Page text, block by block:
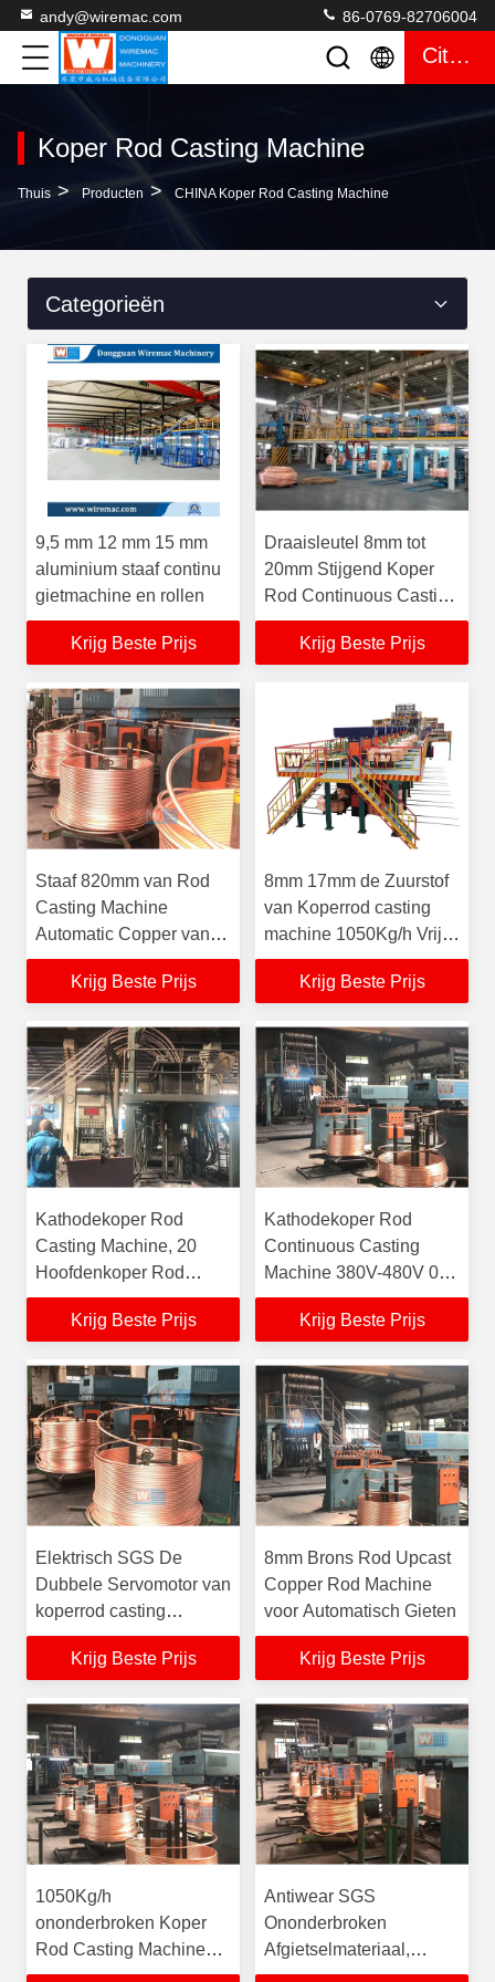
andy@wiremac.com 86-0769-82706004
Citaat
Koper Rod Casting Machine
Thuis > Producten > CHINA Koper Rod Casting Machine
Categorieën
9,5 mm 12 mm 15 mm
aluminium staaf continu
gietmachine en rollen
Krijg Beste Prijs
Draaisleutel 8mm tot
20mm Stijgend Koper
Rod Continuous Casting
Machine
Krijg Beste Prijs
Staaf 820mm van Rod
Casting Machine
Automatic Copper van
het zuurstof Vrije Koper
Krijg Beste Prijs
8mm 17mm de Zuurstof
van Koperrod casting
machine 1050Kg/h Vrij
voor Kabelgebruik
Krijg Beste Prijs
Kathodekoper Rod
Casting Machine, 20
Hoofdenkoper Rod
Making Equipment
Krijg Beste Prijs
Kathodekoper Rod
Continuous Casting
Machine 380V-480V 0-
3000MM/Min
Krijg Beste Prijs
Elektrisch SGS De
Dubbele Servomotor van
koperrod casting
machine 1000Kg/H
Krijg Beste Prijs
8mm Brons Rod Upcast
Copper Rod Machine
voor Automatisch Gieten
Krijg Beste Prijs
1050Kg/h
ononderbroken Koper
Rod Casting Machine
Output 8mm20mm
Antiwear SGS
Ononderbroken
Afgietselmateriaal,
Duurzaam